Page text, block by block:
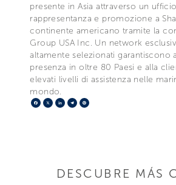
presente in Asia attraverso un
rappresentanza e promozione a
continente americano tramite la
Group USA Inc. Un network
altamente selezionati garantiscono
presenza in oltre 80 Paesi e alla
elevati livelli di assistenza nelle
mondo.
Facebook
X LinkedIn
Telegram
DESCUBRE MÁS